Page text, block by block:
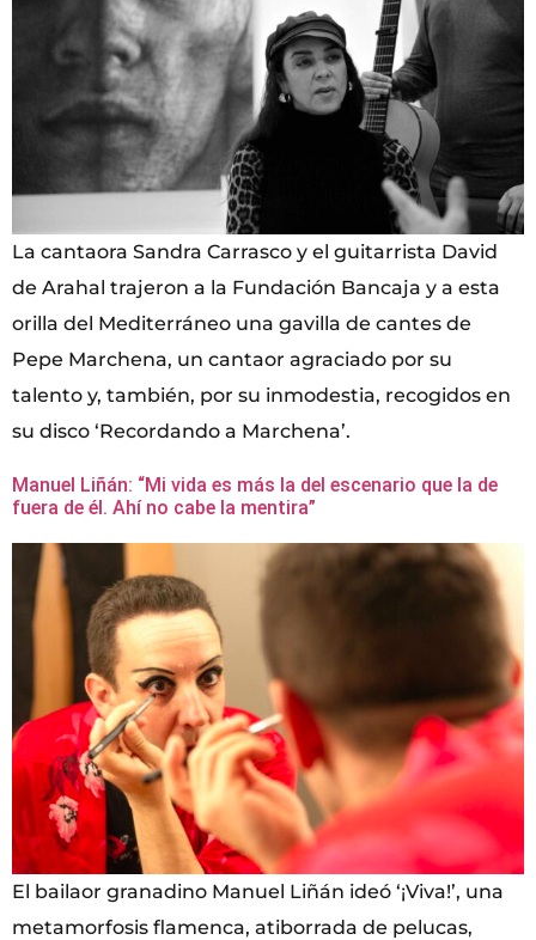
La cantaora Sandra Carrasco y el guitarrista David
de Arahal trajeron a la Fundación Bancaja y a esta
orilla del Mediterráneo una gavilla de cantes de
Pepe Marchena, un cantaor agraciado por su
talento y, también, por su inmodestia, recogidos en
su disco ‘Recordando a Marchena’.
Manuel Liñán: “Mi vida es más la del escenario que la de
fuera de él. Ahí no cabe la mentira”
El bailaor granadino Manuel Liñán ideó ‘¡Viva!’, una
metamorfosis flamenca, atiborrada de pelucas,